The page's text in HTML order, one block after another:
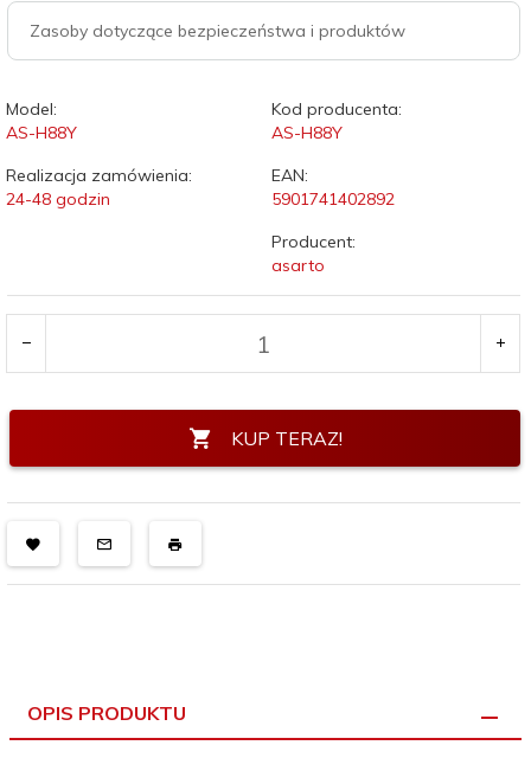
Zasoby dotyczące bezpieczeństwa i produktów
Model:
AS-H88Y
Kod producenta:
AS-H88Y
Realizacja zamówienia:
24-48 godzin
EAN:
5901741402892
Producent:
asarto
KUP TERAZ!
OPIS PRODUKTU